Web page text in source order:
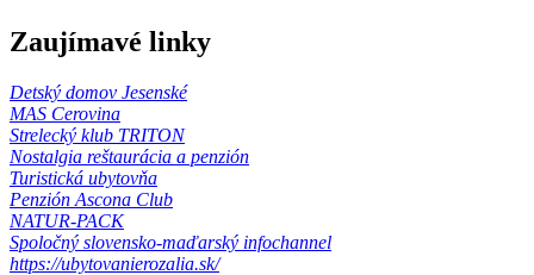
Zaujímavé linky
Detský domov Jesenské
MAS Cerovina
Strelecký klub TRITON
Nostalgia reštaurácia a penzión
Turistická ubytovňa
Penzión Ascona Club
NATUR-PACK
Spoločný slovensko-maďarský infochannel
https://ubytovanierozalia.sk/